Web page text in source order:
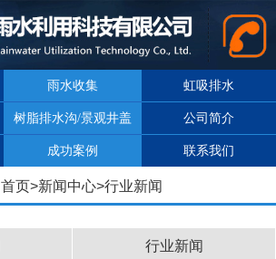
雨水收集 虹吸排水
树脂排水沟/景观井盖 公司简介
成功案例 联系我们
首页>新闻中心>行业新闻
行业新闻